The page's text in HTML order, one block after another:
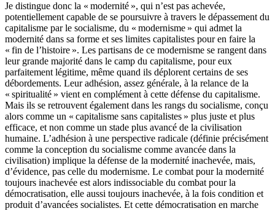
Je distingue donc la « modernité », qui n’est pas achevée,
potentiellement capable de se poursuivre à travers le dépassement du
capitalisme par le socialisme, du « modernisme » qui admet la
modernité dans sa forme et ses limites capitalistes pour en faire la
« fin de l’histoire ». Les partisans de ce modernisme se rangent dans
leur grande majorité dans le camp du capitalisme, pour eux
parfaitement légitime, même quand ils déplorent certains de ses
débordements. Leur adhésion, assez générale, à la relance de la
« spiritualité » vient en complément à cette défense du capitalisme.
Mais ils se retrouvent également dans les rangs du socialisme, conçu
alors comme un « capitalisme sans capitalistes » plus juste et plus
efficace, et non comme un stade plus avancé de la civilisation
humaine. L’adhésion à une perspective radicale (définie précisément
comme la conception du socialisme comme avancée dans la
civilisation) implique la défense de la modernité inachevée, mais,
d’évidence, pas celle du modernisme. Le combat pour la modernité
toujours inachevée est alors indissociable du combat pour la
démocratisation, elle aussi toujours inachevée, à la fois condition et
produit d’avancées socialistes. Et cette démocratisation en marche